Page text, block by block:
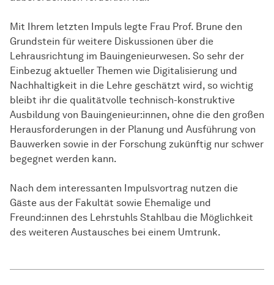
Mit Ihrem letzten Impuls legte Frau Prof. Brune den
Grundstein für weitere Diskussionen über die
Lehrausrichtung im Bauingenieurwesen. So sehr der
Einbezug aktueller Themen wie Digitalisierung und
Nachhaltigkeit in die Lehre geschätzt wird, so wichtig
bleibt ihr die qualitätvolle technisch-konstruktive
Ausbildung von Bauingenieur:innen, ohne die den großen
Herausforderungen in der Planung und Ausführung von
Bauwerken sowie in der Forschung zukünftig nur schwer
begegnet werden kann.
Nach dem interessanten Impulsvortrag nutzen die
Gäste aus der Fakultät sowie Ehemalige und
Freund:innen des Lehrstuhls Stahlbau die Möglichkeit
des weiteren Austausches bei einem Umtrunk.